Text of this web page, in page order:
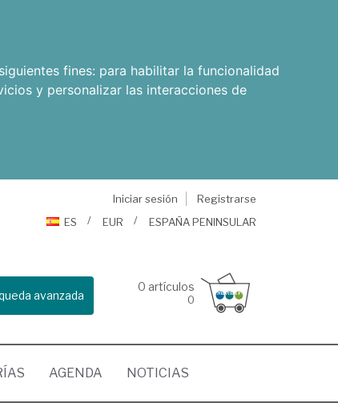
fines: para habilitar la funcionalidad
y personalizar las interacciones de
Iniciar sesión
Registrarse
ES
EUR ESPAÑA PENINSULAR
avanzada
0 artículos
0
AGENDA NOTICIAS